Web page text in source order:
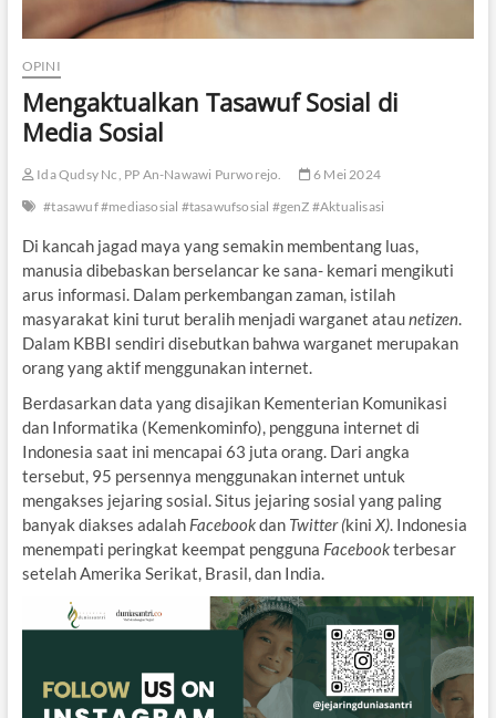
OPINI
Mengaktualkan Tasawuf Sosial di
Media Sosial
Ida Qudsy Nc, PP An-Nawawi Purworejo.
6 Mei 2024
#tasawuf #mediasosial #tasawufsosial #genZ #Aktualisasi
Di kancah jagad maya yang semakin membentang luas,
manusia dibebaskan berselancar ke sana- kemari mengikuti
arus informasi. Dalam perkembangan zaman, istilah
masyarakat kini turut beralih menjadi warganet ataunetizen.
Dalam KBBI sendiri disebutkan bahwa warganet merupakan
orang yang aktif menggunakan internet.
Berdasarkan data yang disajikan Kementerian Komunikasi
dan Informatika (Kemenkominfo), pengguna internet di
Indonesia saat ini mencapai 63 juta orang. Dari angka
tersebut, 95 persennya menggunakan internet untuk
mengakses jejaring sosial. Situs jejaring sosial yang paling
banyak diakses adalah Facebookdan Twitter (kini X). Indonesia
menempati peringkat keempat pengguna Facebookterbesar
setelah Amerika Serikat, Brasil, dan India.